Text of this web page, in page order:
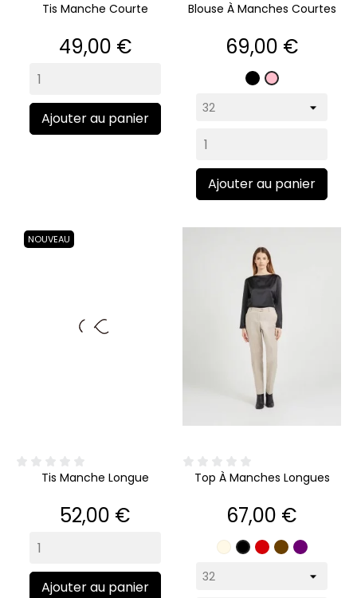
Tis Manche Courte
Prix
49,00 €
Ajouter au panier
Blouse À Manches Courtes
Prix
69,00 €
NoirRose
Ajouter au panier
Tis Manche Longue
Prix
52,00 €
Ajouter au panier
NOUVEAU
Top À Manches Longues
Prix
67,00 €
ÉcruNoirRougeMarronViolet